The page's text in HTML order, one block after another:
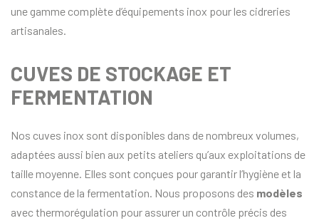
une gamme complète d’équipements inox pour les cidreries
artisanales.
CUVES DE STOCKAGE ET
FERMENTATION
Nos cuves inox sont disponibles dans de nombreux volumes,
adaptées aussi bien aux petits ateliers qu’aux exploitations de
taille moyenne. Elles sont conçues pour garantir l’hygiène et la
constance de la fermentation. Nous proposons des modèles
avec thermorégulation pour assurer un contrôle précis des